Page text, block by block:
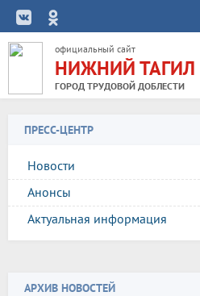
официальный сайт
НИЖНИЙ ТАГИЛ
ГОРОД ТРУДОВОЙ ДОБЛЕСТИ
ПРЕСС-ЦЕНТР
Новости
Анонсы
Актуальная информация
АРХИВ НОВОСТЕЙ